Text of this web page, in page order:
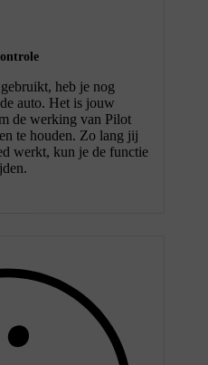
heb je nog
auto. Het is jouw
de werking van Pilot
te houden. Zo lang jij
werkt, kun je de functie